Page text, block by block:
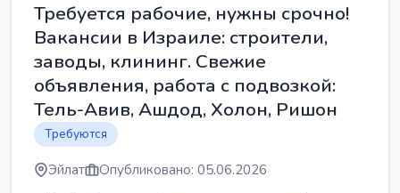
Требуется рабочие, нужны срочно!
Вакансии в Израиле: строители,
заводы, клининг. Свежие
объявления, работа с подвозкой:
Тель-Авив, Ашдод, Холон, Ришон
Требуются
Эйлат Опубликовано: 05.06.2026